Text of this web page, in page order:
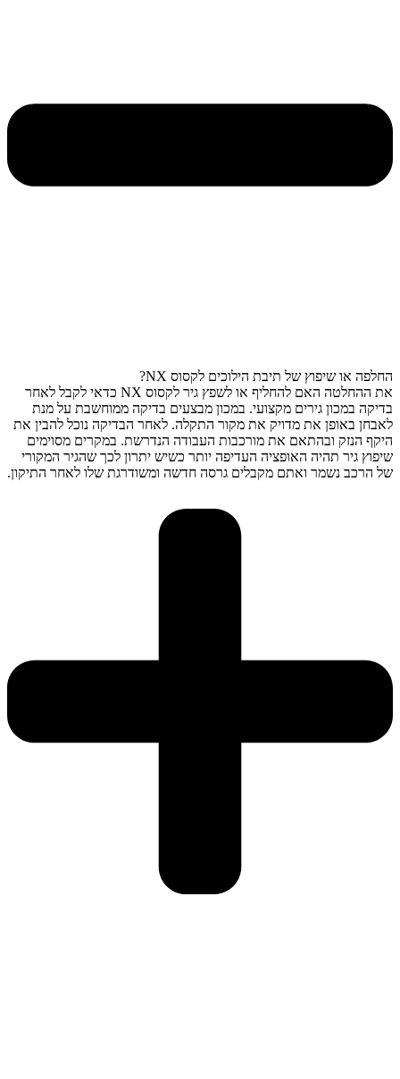
החלפה או שיפוץ של תיבת הילוכים לקסוס NX?
את ההחלטה האם להחליף או לשפץ גיר לקסוס NX כדאי לקבל לאחר
בדיקה במכון גירים מקצועי. במכון מבצעים בדיקה ממוחשבת על מנת
לאבחן באופן את מדויק את מקור התקלה. לאחר הבדיקה נוכל להבין את
היקף הנזק ובהתאם את מורכבות העבודה הנדרשת. במקרים מסוימים
שיפוץ גיר תהיה האופציה העדיפה יותר כשיש יתרון לכך שהגיר המקורי
של הרכב נשמר ואתם מקבלים גרסה חדשה ומשודרגת שלו לאחר התיקון.